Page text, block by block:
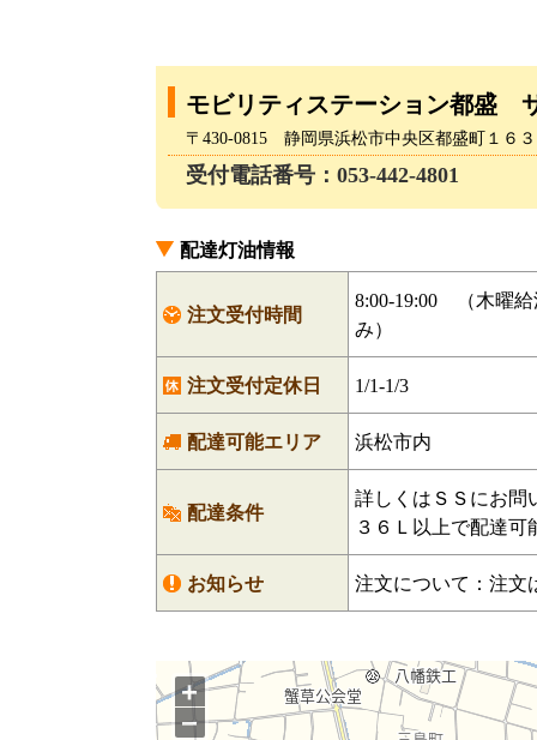
モビリティステーション都盛
〒430-0815 静岡県浜松市中央区都盛町１６
受付電話番号：053-442-4801
配達灯油情報
注文受付時間
8:00-19:00 （木曜給
み）
注文受付定休日 1/1-1/3
配達可能エリア 浜松市内
配達条件
詳しくはＳＳにお問
３６Ｌ以上で配達可
お知らせ 注文について：注文
+
−